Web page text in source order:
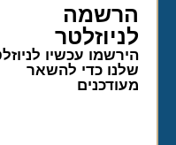
הרשמה
לניוזלטר​
הירשמו עכשיו
שלנו כדי להשאר
מעודכנים